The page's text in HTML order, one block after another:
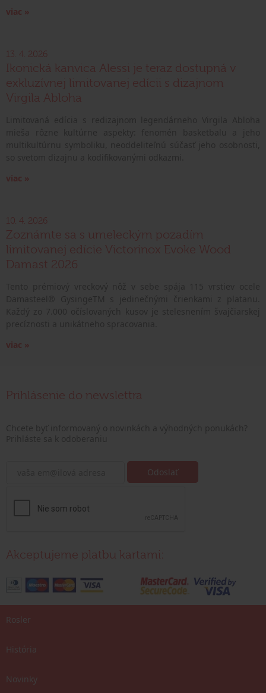
viac »
13. 4. 2026
Ikonická kanvica Alessi je teraz dostupná v
exkluzívnej limitovanej edícii s dizajnom
Virgila Abloha
viac »
10. 4. 2026
Zoznámte sa s umeleckým pozadím
limitovanej edície Victorinox Evoke Wood
Damast 2026
viac »
Prihlásenie do newslettra
Akceptujeme platbu kartami:
Rosler
História
Novinky